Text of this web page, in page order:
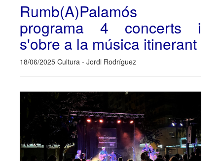
Rumb(A)Palamós
programa 4 concerts i
s'obre a la música itinerant
18/06/2025 Cultura - Jordi Rodríguez